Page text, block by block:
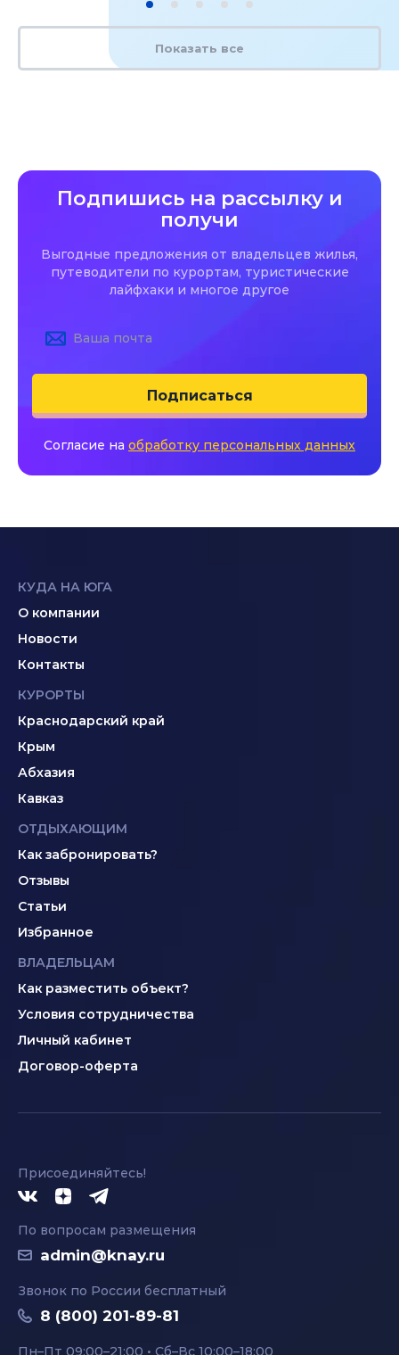
Показать все
Подпишись на рассылку и
получи
Выгодные предложения от владельцев жилья,
путеводители по курортам, туристические
лайфхаки и многое другое
Подписаться
Согласие на обработку персональных данных
КУДА НА ЮГА
О компании
Новости
Контакты
КУРОРТЫ
Краснодарский край
Крым
Абхазия
Кавказ
ОТДЫХАЮЩИМ
Как забронировать?
Отзывы
Статьи
Избранное
ВЛАДЕЛЬЦАМ
Как разместить объект?
Условия сотрудничества
Личный кабинет
Договор-оферта
Присоединяйтесь!
По вопросам размещения
admin@knay.ru
Звонок по России бесплатный
8 (800) 201-89-81
Пн–Пт 09:00–21:00 • Сб–Вс 10:00–18:00